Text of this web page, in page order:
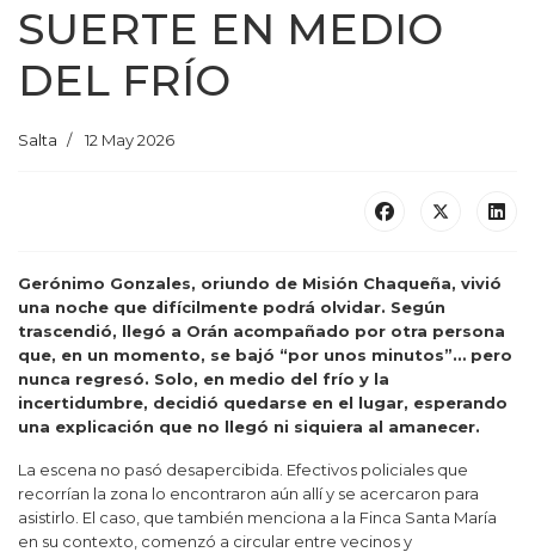
SUERTE EN MEDIO
DEL FRÍO
Salta 12 May 2026
Gerónimo Gonzales, oriundo de Misión Chaqueña, vivió
una noche que difícilmente podrá olvidar. Según
trascendió, llegó a Orán acompañado por otra persona
que, en un momento, se bajó “por unos minutos”… pero
nunca regresó. Solo, en medio del frío y la
incertidumbre, decidió quedarse en el lugar, esperando
una explicación que no llegó ni siquiera al amanecer.
La escena no pasó desapercibida. Efectivos policiales que
recorrían la zona lo encontraron aún allí y se acercaron para
asistirlo. El caso, que también menciona a la Finca Santa María
en su contexto, comenzó a circular entre vecinos y